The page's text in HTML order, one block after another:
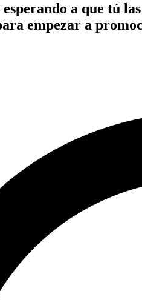
esperando a que tú
empezar a